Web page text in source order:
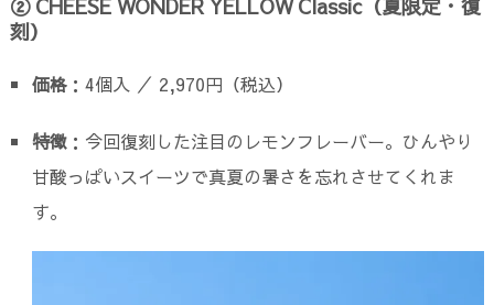
② CHEESE WONDER YELLOW Classic（夏限定・復
刻）
価格：4個入 ／ 2,970円（税込）
特徴：今回復刻した注目のレモンフレーバー。ひんやり
甘酸っぱいスイーツで真夏の暑さを忘れさせてくれま
す。